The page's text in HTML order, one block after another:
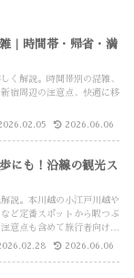
｜時間帯・帰省・満
く解説。時間帯別の混雑、
宿周辺の注意点、快適に移
2026.06.06
にも！沿線の観光ス
説。本川越の小江戸川越や
ど定番スポットから暇つぶ
意点も含めて旅行者向けに
2026.06.06